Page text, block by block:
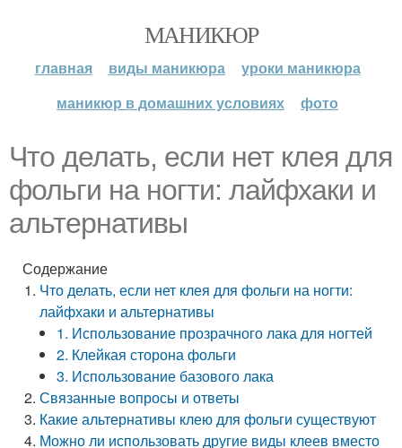
МАНИКЮР
главная виды маникюра
уроки маникюра
маникюр в домашних условиях
фото
Что делать, если нет клея для
фольги на ногти: лайфхаки и
альтернативы
Содержание
Что делать, если нет клея для фольги на ногти:
лайфхаки и альтернативы
1. Использование прозрачного лака для ногтей
2. Клейкая сторона фольги
3. Использование базового лака
Связанные вопросы и ответы
Какие альтернативы клею для фольги существуют
Можно ли использовать другие виды клеев вместо